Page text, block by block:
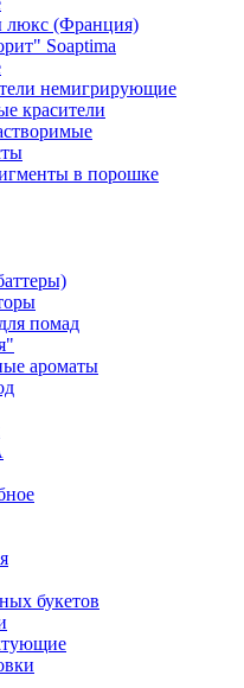
люкс (Франция)
Soaptima
немигрирующие
красители
в порошке
помад
ароматы
букетов